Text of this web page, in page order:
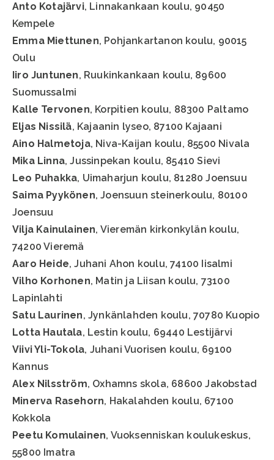
Anto Kotajärvi, Linnakankaan koulu, 90450
Kempele
Emma Miettunen, Pohjankartanon koulu, 90015
Oulu
Iiro Juntunen, Ruukinkankaan koulu, 89600
Suomussalmi
Kalle Tervonen, Korpitien koulu, 88300 Paltamo
Eljas Nissilä, Kajaanin lyseo, 87100 Kajaani
Aino Halmetoja, Niva-Kaijan koulu, 85500 Nivala
Mika Linna, Jussinpekan koulu, 85410 Sievi
Leo Puhakka, Uimaharjun koulu, 81280 Joensuu
Saima Pyykönen, Joensuun steinerkoulu, 80100
Joensuu
Vilja Kainulainen, Vieremän kirkonkylän koulu,
74200 Vieremä
Aaro Heide, Juhani Ahon koulu, 74100 Iisalmi
Vilho Korhonen, Matin ja Liisan koulu, 73100
Lapinlahti
Satu Laurinen, Jynkänlahden koulu, 70780 Kuopio
Lotta Hautala, Lestin koulu, 69440 Lestijärvi
Viivi Yli-Tokola, Juhani Vuorisen koulu, 69100
Kannus
Alex Nilsström, Oxhamns skola, 68600 Jakobstad
Minerva Rasehorn, Hakalahden koulu, 67100
Kokkola
Peetu Komulainen, Vuoksenniskan koulukeskus,
55800 Imatra